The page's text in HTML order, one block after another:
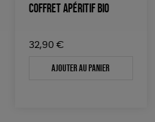
COFFRET APÉRITIF BIO
32,90 €
Ajouter au panier